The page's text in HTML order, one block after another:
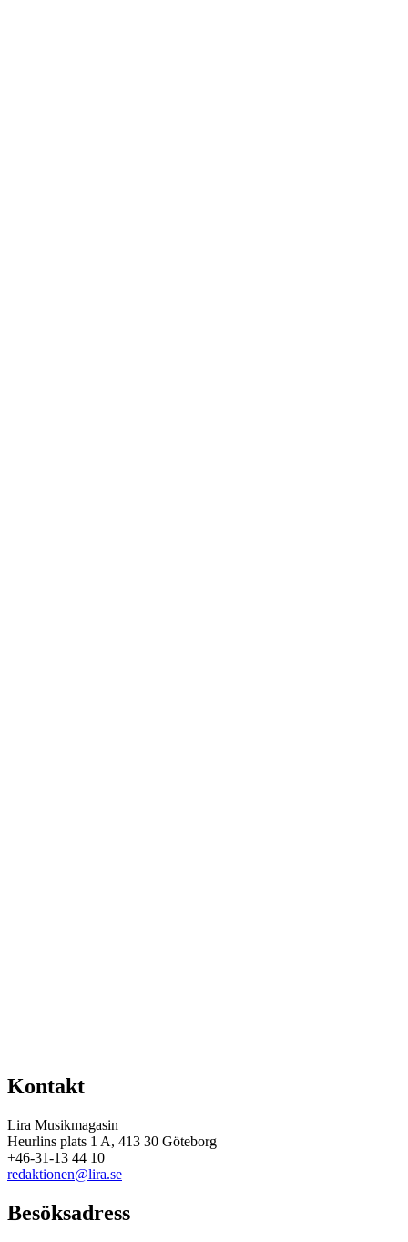
Kontakt
Lira Musikmagasin
Heurlins plats 1 A, 413 30 Göteborg
+46-31-13 44 10
redaktionen@lira.se
Besöksadress